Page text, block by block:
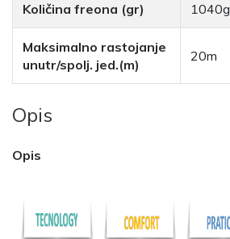
Količina freona (gr) 1040g
Maksimalno rastojanje
unutr/spolj. jed.(m)
20m
Opis
Opis